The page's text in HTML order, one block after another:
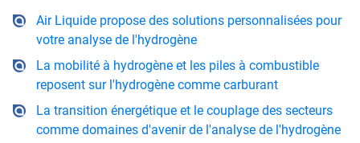
Air Liquide propose des solutions personnalisées pour
votre analyse de l'hydrogène
La mobilité à hydrogène et les piles à combustible
reposent sur l'hydrogène comme carburant
La transition énergétique et le couplage des secteurs
comme domaines d'avenir de l'analyse de l'hydrogène